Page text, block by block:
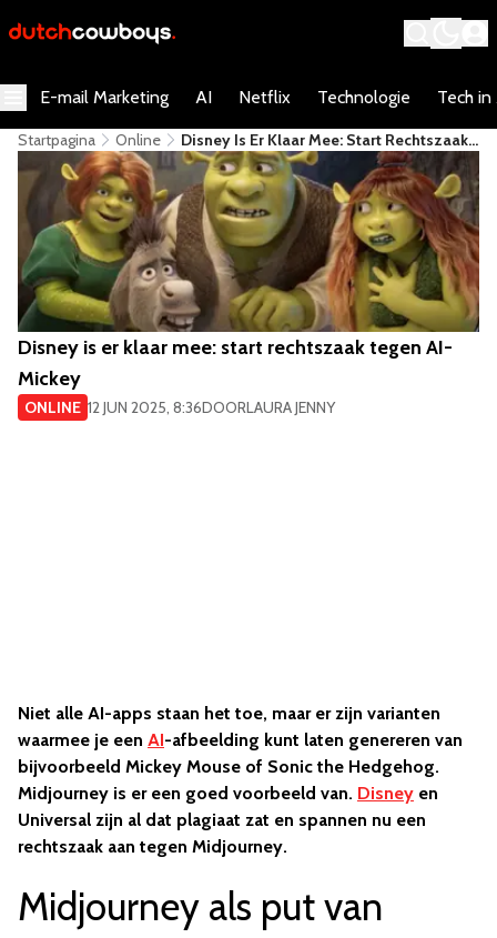
E-mail Marketing AI Netflix Technologie Tech in
Startpagina Online
Disney Is Er Klaar Mee: Start Rechtszaak
Tegen AI-Mickey
Disney is er klaar mee: start rechtszaak tegen AI-
Mickey
ONLINE 12 JUN 2025, 8:36DOORLAURA JENNY
Niet alle AI-apps staan het toe, maar er zijn varianten
waarmee je een AI-afbeelding kunt laten genereren van
bijvoorbeeld Mickey Mouse of Sonic the Hedgehog.
Midjourney is er een goed voorbeeld van. Disney en
Universal zijn al dat plagiaat zat en spannen nu een
rechtszaak aan tegen Midjourney.
Midjourney als put van